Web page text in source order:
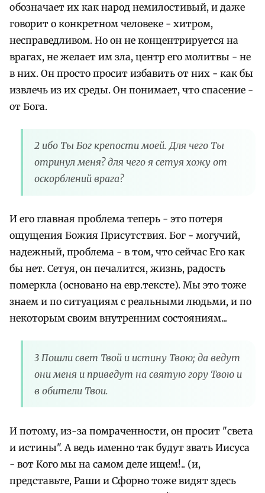
обозначает их как народ немилостивый, и даже
говорит о конкретном человеке - хитром,
несправедливом. Но он не концентрируется на
врагах, не желает им зла, центр его молитвы - не
в них. Он просто просит избавить от них - как бы
извлечь из их среды. Он понимает, что спасение -
от Бога.
2 ибо Ты Бог крепости моей. Для чего Ты
отринул меня? для чего я сетуя хожу от
оскорблений врага?
И его главная проблема теперь - это потеря
ощущения Божия Присутствия. Бог - могучий,
надежный, проблема - в том, что сейчас Его как
бы нет. Сетуя, он печалится, жизнь, радость
померкла (основано на евр.тексте). Мы это тоже
знаем и по ситуациям с реальными людьми, и по
некоторым своим внутренним состояниям...
3 Пошли свет Твой и истину Твою; да ведут
они меня и приведут на святую гору Твою и
в обители Твои.
И потому, из-за помраченности, он просит "света
и истины". А ведь именно так будут звать Иисуса
- вот Кого мы на самом деле ищем!.. (и,
представьте, Раши и Сфорно тоже видят здесь